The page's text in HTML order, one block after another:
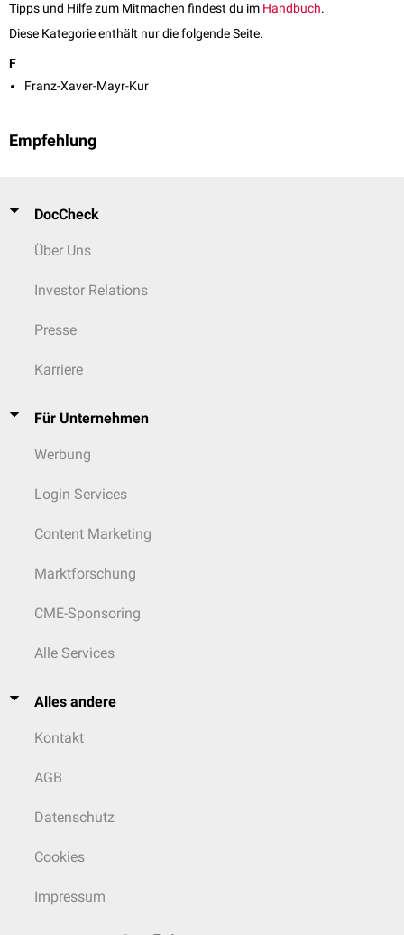
Tipps und Hilfe zum Mitmachen findest du im Handbuch.
Diese Kategorie enthält nur die folgende Seite.
F
Franz-Xaver-Mayr-Kur
Empfehlung
DocCheck
Über Uns
Investor Relations
Presse
Karriere
Für Unternehmen
Werbung
Login Services
Content Marketing
Marktforschung
CME-Sponsoring
Alle Services
Alles andere
Kontakt
AGB
Datenschutz
Cookies
Impressum